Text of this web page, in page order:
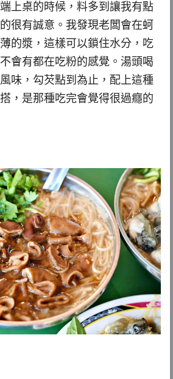
上桌的時候，料多到讓我有點
很有誠意。我發現老闆會在蚵
的漿，這樣可以鎖住水分，吃
會有都在吃粉的感覺。湯頭喝
味，勾芡點到為止，配上這種
，是那種吃完會覺得很過癮的